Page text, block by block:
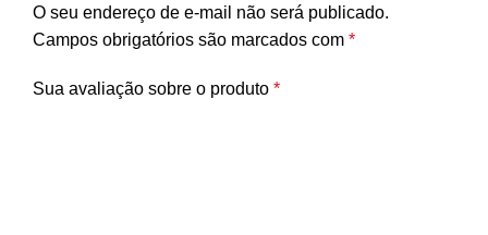
O seu endereço de e-mail não será publicado.
Campos obrigatórios são marcados com *
Sua avaliação sobre o produto *